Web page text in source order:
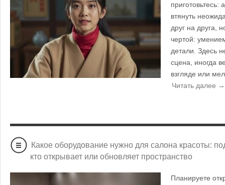
приготовьтесь:
втянуть
друг на друга,
чертой:
детали. Здесь
сцена, иногда
взгляде или
Читать далее →
Какое оборудование нужно для салона красоты:
кто открывает или обновляет пространство
Планируете